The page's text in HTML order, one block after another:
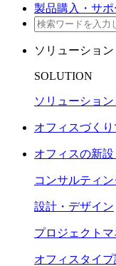
製品購入・サポ
ソリューション
SOLUTION
ソリューショ
オフィスづく
オフィスの新
コンサルティ
設計・デザイン
プロジェクトマ
オフィスタイプ